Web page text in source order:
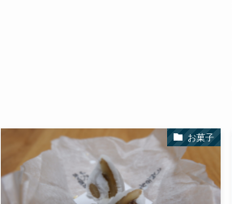
お菓子